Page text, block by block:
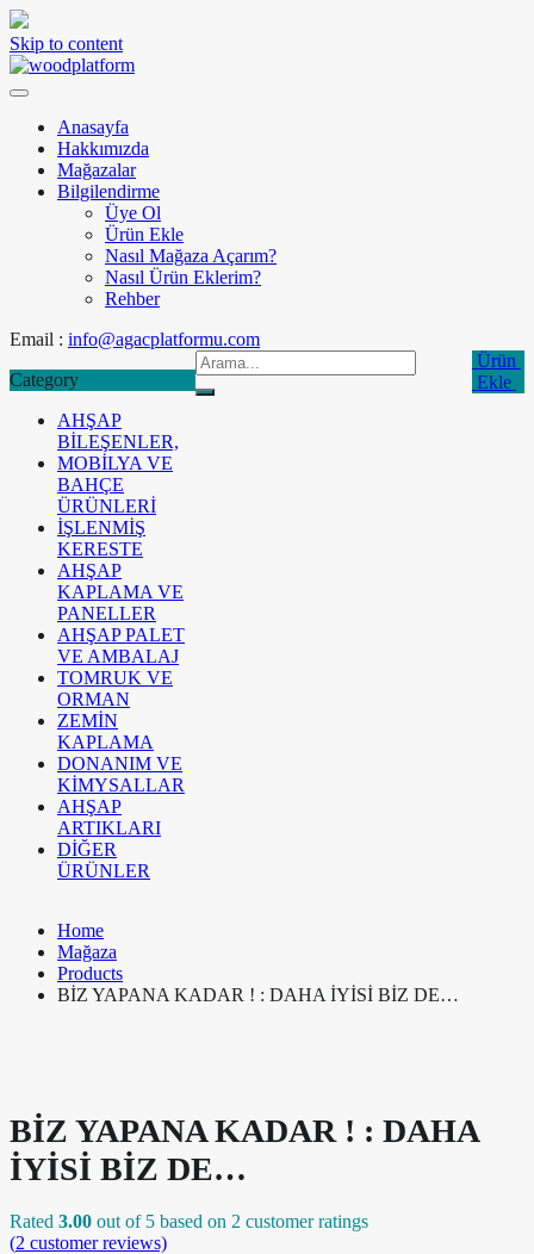
Skip to content
Anasayfa
Hakkımızda
Mağazalar
Bilgilendirme
Üye Ol
Ürün Ekle
Nasıl Mağaza Açarım?
Nasıl Ürün Eklerim?
Rehber
Email : info@agacplatformu.com
Category
AHŞAP
BİLEŞENLER,
MOBİLYA VE
BAHÇE
ÜRÜNLERİ
İŞLENMİŞ
KERESTE
AHŞAP
KAPLAMA VE
PANELLER
AHŞAP PALET
VE AMBALAJ
TOMRUK VE
ORMAN
ZEMİN
KAPLAMA
DONANIM VE
KİMYSALLAR
AHŞAP
ARTIKLARI
DİĞER
ÜRÜNLER
Ürün
Ekle
Home
Mağaza
Products
BİZ YAPANA KADAR ! : DAHA İYİSİ BİZ DE…
BİZ YAPANA KADAR ! : DAHA
İYİSİ BİZ DE…
Rated 3.00 out of 5 based on 2 customer ratings
(2 customer reviews)